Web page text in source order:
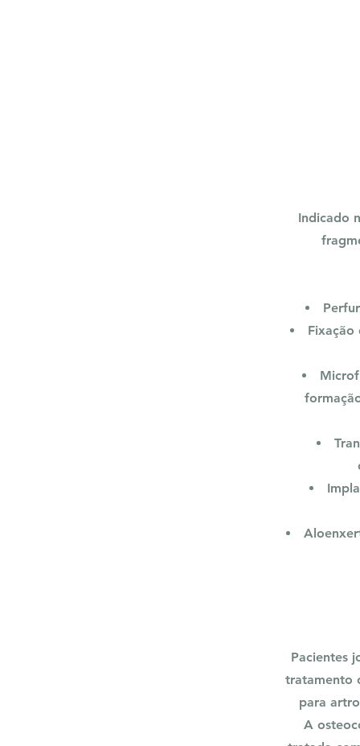
Indicado
Pacientes
tratamento
para
A